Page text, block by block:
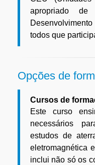
apropriado
todos que
Opções de
Cursos de
Este curso
necessários
estudos de
eletromagnética
inclui não só os